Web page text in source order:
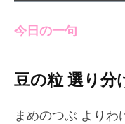
今日の一句
豆の粒 選り分
まめのつぶ より